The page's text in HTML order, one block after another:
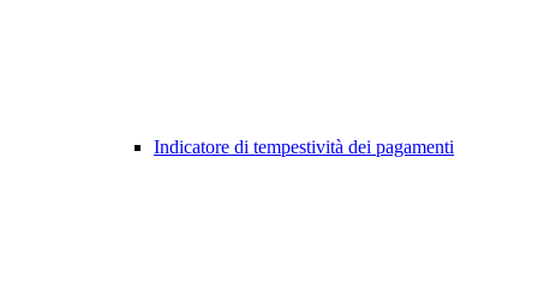
Indicatore di tempestività dei pagamenti